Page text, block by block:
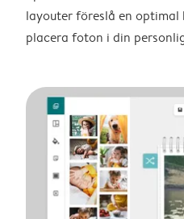
layouter föreslå en
placera foton i din